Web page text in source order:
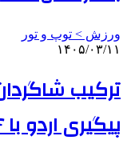
ورزش > توپ و تور
۱۴۰۵/۰۳/۱۱
ترکیب
پیگیری اردو با ۱۶ بازیکن